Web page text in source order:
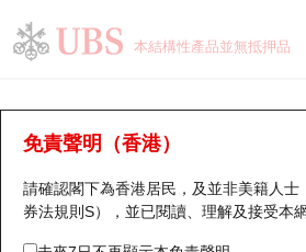
本結構性產品並無抵押品
免責聲明（香港）
請確認閣下為香港居民，及並非美籍人
券法規則S），並已閱讀、理解及接受本
認股證分析儀
表現 街貨統計 比較
瑞銀認股證一覽
新發行瑞銀認股證
即將到期認股證
街貨統計
比較
牛熊全景快搜
牛熊證搜尋
牛熊證街貨分佈圖
街貨統計
比較
十大升幅/跌幅
十大認股證成交分佈
十天股證佔大市成交
正股分析儀
二十大活躍股份
恒指成份股
持股比重
顯示所有持股比重
每月輪證大市專題
輪證專欄
講座及教育短片